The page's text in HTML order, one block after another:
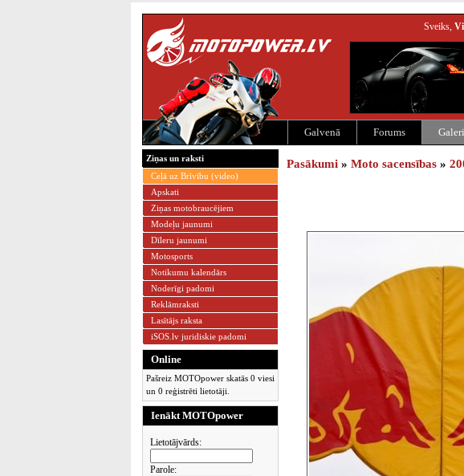
Sveiks,
Galvenā Forums
Ziņas un raksti
Ceļā uz Brīvību (video)
Apskati
Ziņas motobraucējiem
Modeļu jaunumi
Dīleru jaunumi
Motosports
Notikumu kalendārs
Noderīgi padomi
Reklāmraksti
Lasītājs raksta
iSOS.lv juridiskie padomi
Online
Pašreiz MOTOpower skatās 0 viesi
un 0 reģistrēti lietotāji.
Ienākt MOTOpower
Lietotājvārds:
Parole:
Pasākumi » Moto sacensības »